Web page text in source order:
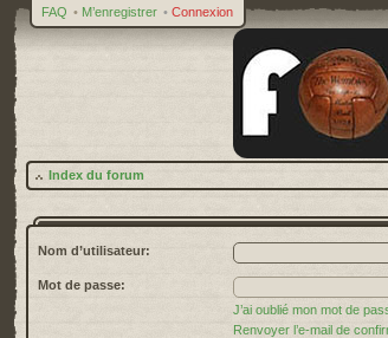
FAQ • M’enregistrer • Connexion
Index du forum
Nom d’utilisateur:
Mot de passe:
J’ai oublié mon mot de
Renvoyer l’e-mail de